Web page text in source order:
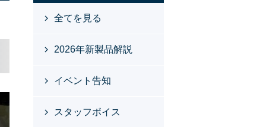
全てを見る
2026年新製品解説
イベント告知
スタッフボイス